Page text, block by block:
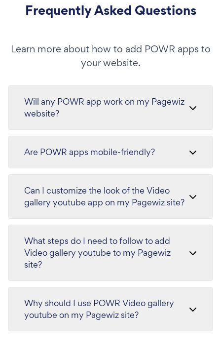
Frequently Asked Questions
Learn more about how to add POWR apps to
your website.
Will any POWR app work on my Pagewiz
website?
Are POWR apps mobile-friendly?
Can I customize the look of the Video
gallery youtube app on my Pagewiz site?
What steps do I need to follow to add
Video gallery youtube to my Pagewiz
site?
Why should I use POWR Video gallery
youtube on my Pagewiz site?